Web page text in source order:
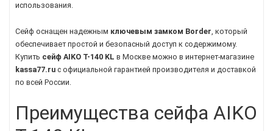
использования.
Сейф оснащен надежным ключевым замком Border , который
обеспечивает простой и безопасный доступ к содержимому.
Купить сейф AIKO T-140 KL в Москве можно в интернет-магазине
kassa77.ru с официальной гарантией производителя и доставкой
по всей России.
Преимущества сейфа AIKO